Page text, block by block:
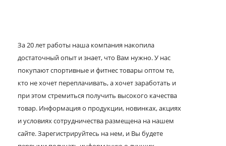
За 20 лет работы наша компания накопила
достаточный опыт и знает, что Вам нужно. У нас
покупают спортивные и фитнес товары оптом те,
кто не хочет переплачивать, а хочет заработать и
при этом стремиться получить высокого качества
товар. Информация о продукции, новинках, акциях
и условиях сотрудничества размещена на нашем
сайте. Зарегистрируйтесь на нем, и Вы будете